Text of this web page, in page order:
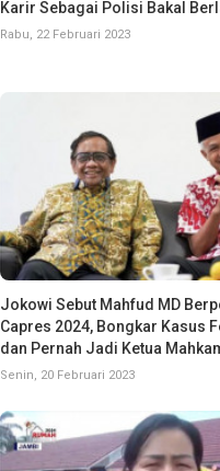
Karir Sebagai Polisi Bakal
Rabu, 22 Februari 2023
Jokowi Sebut Mahfud MD
Capres 2024, Bongkar Kasus
dan Pernah Jadi Ketua
Senin, 20 Februari 2023